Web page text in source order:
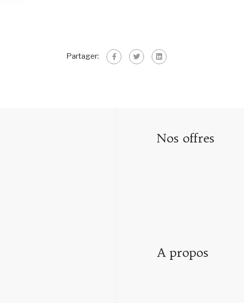
Partager:
Nos offres
A propos